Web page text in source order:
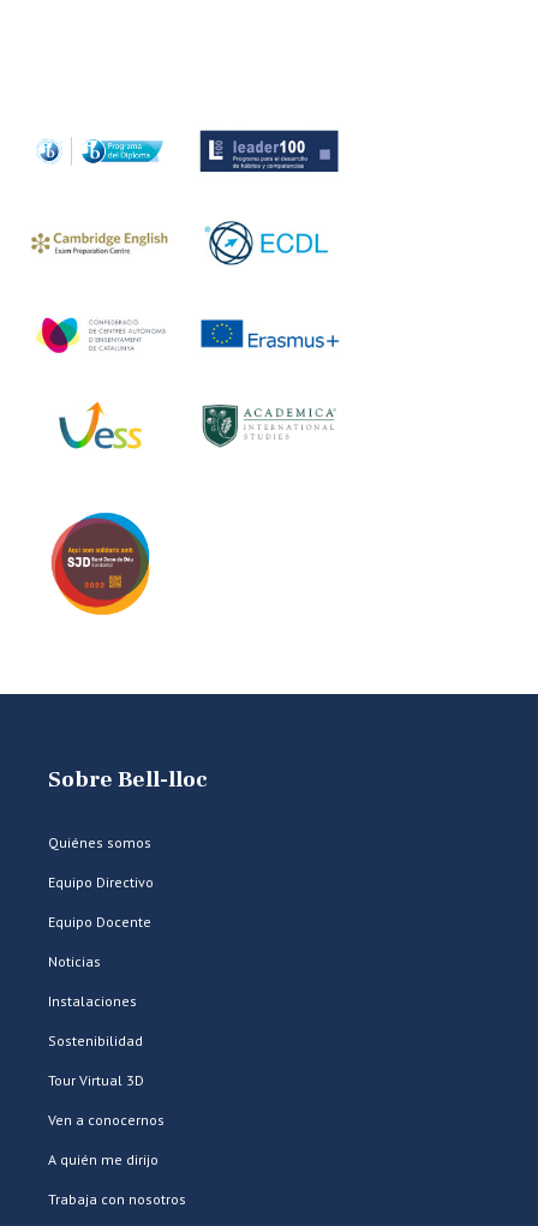
Sobre Bell-lloc
Quiénes somos
Equipo Directivo
Equipo Docente
Noticias
Instalaciones
Sostenibilidad
Tour Virtual 3D
Ven a conocernos
A quién me dirijo
Trabaja con nosotros